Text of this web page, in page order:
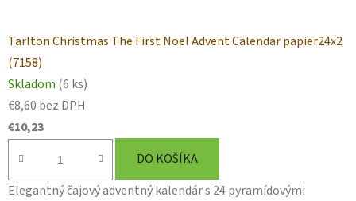
Tarlton Christmas The First Noel Advent Calendar papier24x2
(7158)
Skladom (6 ks)
€8,60 bez DPH
€10,23
DO KOŠÍKA
Elegantný čajový adventný kalendár s 24 pyramídovými